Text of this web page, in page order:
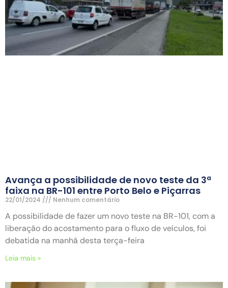
Avança a possibilidade de novo teste da 3ª
faixa na BR-101 entre Porto Belo e Piçarras
22/01/2024 Nenhum comentário
A possibilidade de fazer um novo teste na BR-101, com a
liberação do acostamento para o fluxo de veículos, foi
debatida na manhã desta terça-feira
Leia mais »